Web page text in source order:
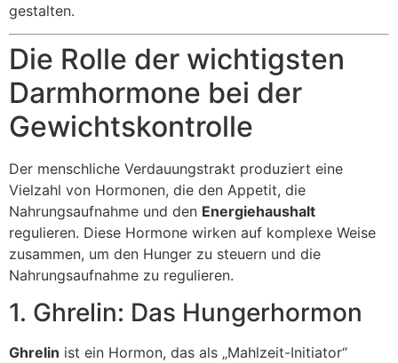
gestalten.
Die Rolle der wichtigsten
Darmhormone bei der
Gewichtskontrolle
Der menschliche Verdauungstrakt produziert eine
Vielzahl von Hormonen, die den Appetit, die
Nahrungsaufnahme und den Energiehaushalt
regulieren. Diese Hormone wirken auf komplexe Weise
zusammen, um den Hunger zu steuern und die
Nahrungsaufnahme zu regulieren.
1. Ghrelin: Das Hungerhormon
Ghrelin ist ein Hormon, das als „Mahlzeit-Initiator“